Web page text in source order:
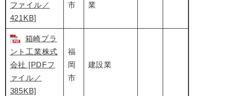
ファイル／
421KB]
市
業
箱崎プラ
ント工業株式
会社 [PDFフ
ァイル／
385KB]
福
岡
市
建設業